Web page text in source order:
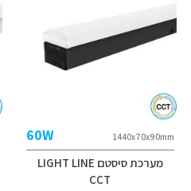
1440x70x90mm
60W
מערכת סיסטם LIGHT LINE
CCT